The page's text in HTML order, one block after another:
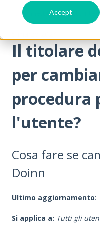
Accept
1. Connettiti con tutti:
Il titolare
per
procedura
l'utente?
Cosa fare se
Doinn
Ultimo aggiornamento:
Si applica a: Tutti gli